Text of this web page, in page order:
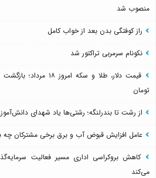
منصوب شد
راز کوفتگی بدن بعد از خواب کامل
نکونام سرمربی تراکتور شد
تومان
از رشت تا بندرلنگه؛ رشتی‌ها یاد شهدای
عامل افزایش قبوض آب و برق برخی مشترکان چه
کاهش بروکراسی اداری مسیر فعالیت
می‌کند